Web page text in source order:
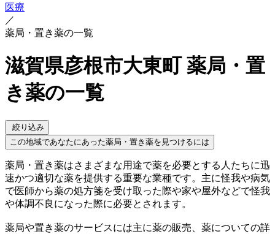
医療
／
薬局・置き薬の一覧
滋賀県彦根市大東町 薬局・置
き薬の一覧
絞り込み
この地域であなたにあった薬局・置き薬を見つけるには
薬局・置き薬はさまざまな用途で薬を必要とする人たちに迅
速かつ適切な薬を提供する重要な業種です。主に怪我や病気
で医師から薬の処方箋を受け取った際や家や屋外などで怪我
や体調不良になった際に必要とされます。
薬局や置き薬のサービスには主に薬の販売、薬についての詳